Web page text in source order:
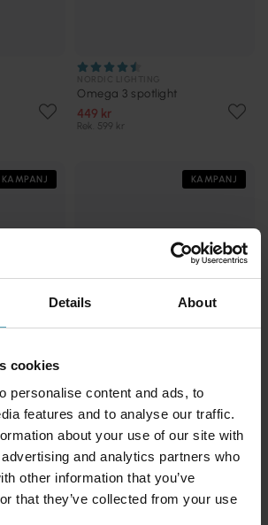
Details About
cookies
personalise content and ads, to
features and to analyse our traffic.
about your use of our site with
and analytics partners who
other information that you’ve
that they’ve collected from your use
Omega 3 spotlight
449 kr
Rek. 599 kr
KAMPANJ KAMPANJ
Aurora 5 spotlight
599 kr
Rek. 1 199 kr